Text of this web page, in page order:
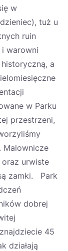
w
tuż u
ruin
warowni
a
w Parku
przestrzeni,
Malownicze
urwiste
zamki. Park
dobrej
45
działają